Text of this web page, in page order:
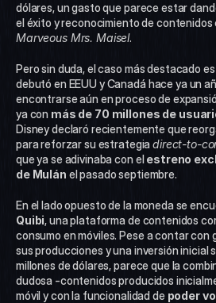
dólares, un gasto que parece estar
el éxito y reconocimiento de contenidos
Marveous Mrs. Maisel.
Pero sin duda, el caso más destacado
debutó en EEUU y Canadá hace ya un
encontrarse aún en proceso de
ya con más de 70 millones de
Disney declaró recientemente que
para reforzar su estrategia direct-to-
que ya se adivinaba con el estreno
de Mulán el pasado septiembre.
Quibi, una plataforma de contenidos
consumo en móviles. Pese a contar
sus producciones y una inversión inicial
millones de dólares, parece que la
dudosa -contenidos producidos
móvil y con la funcionalidad de poder